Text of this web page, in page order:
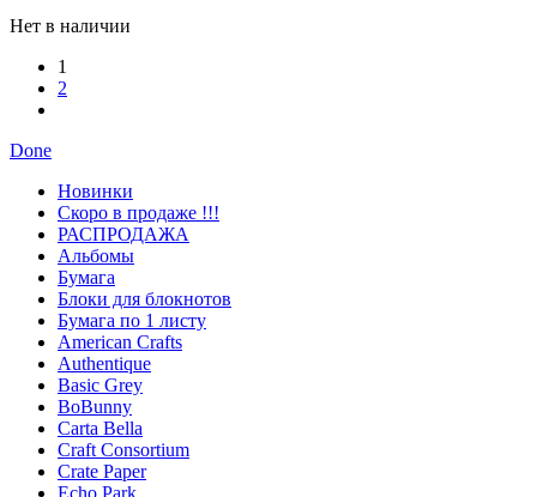
Нет в наличии
1
2
Done
Новинки
Скоро в продаже !!!
РАСПРОДАЖА
Альбомы
Бумага
Блоки для блокнотов
Бумага по 1 листу
American Crafts
Authentique
Basic Grey
BoBunny
Carta Bella
Craft Consortium
Crate Paper
Echo Park